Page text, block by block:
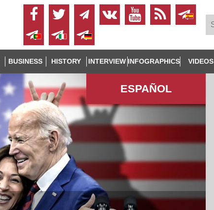
BUSINESS HISTORY INTERVIEW INFOGRAPHICS VIDEOS
ESPAÑOL